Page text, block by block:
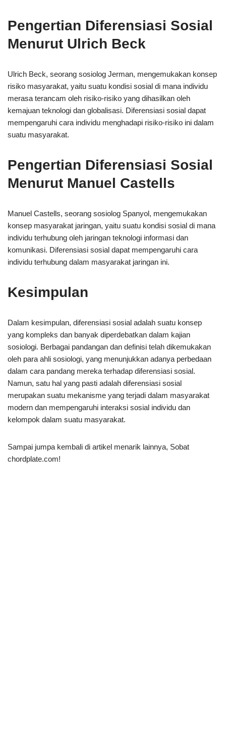
Pengertian Diferensiasi Sosial
Menurut Ulrich Beck
Ulrich Beck, seorang sosiolog Jerman, mengemukakan konsep
risiko masyarakat, yaitu suatu kondisi sosial di mana individu
merasa terancam oleh risiko-risiko yang dihasilkan oleh
kemajuan teknologi dan globalisasi. Diferensiasi sosial dapat
mempengaruhi cara individu menghadapi risiko-risiko ini dalam
suatu masyarakat.
Pengertian Diferensiasi Sosial
Menurut Manuel Castells
Manuel Castells, seorang sosiolog Spanyol, mengemukakan
konsep masyarakat jaringan, yaitu suatu kondisi sosial di mana
individu terhubung oleh jaringan teknologi informasi dan
komunikasi. Diferensiasi sosial dapat mempengaruhi cara
individu terhubung dalam masyarakat jaringan ini.
Kesimpulan
Dalam kesimpulan, diferensiasi sosial adalah suatu konsep
yang kompleks dan banyak diperdebatkan dalam kajian
sosiologi. Berbagai pandangan dan definisi telah dikemukakan
oleh para ahli sosiologi, yang menunjukkan adanya perbedaan
dalam cara pandang mereka terhadap diferensiasi sosial.
Namun, satu hal yang pasti adalah diferensiasi sosial
merupakan suatu mekanisme yang terjadi dalam masyarakat
modern dan mempengaruhi interaksi sosial individu dan
kelompok dalam suatu masyarakat.
Sampai jumpa kembali di artikel menarik lainnya, Sobat
chordplate.com!